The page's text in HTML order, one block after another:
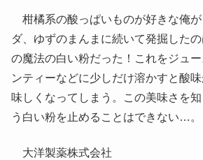
柑橘系の酸っぱいものが好きな俺
ダ、ゆずのまんまに続いて発掘した
の魔法の白い粉だった！これをジュ
ンティーなどに少しだけ溶かすと酸
味しくなってしまう。この美味さを
う白い粉を止めることはできない…。
大洋製薬株式会社